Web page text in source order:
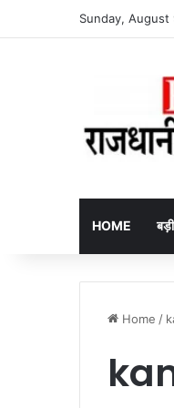
Sunday, August
HOME
Home /